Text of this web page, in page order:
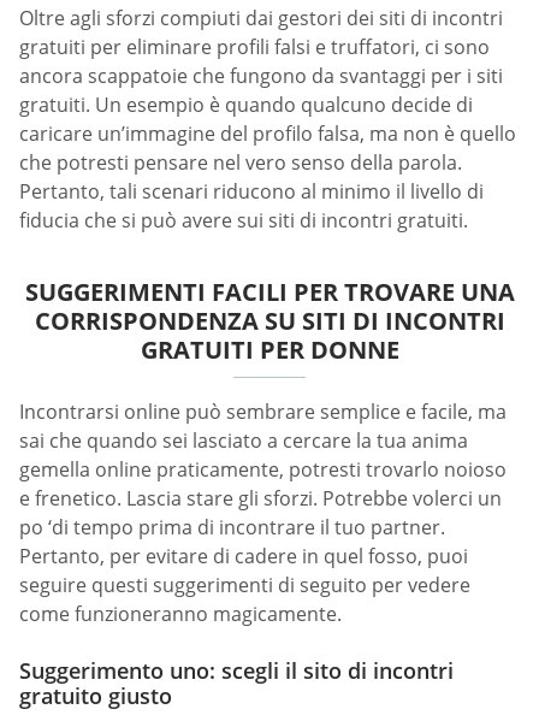
Oltre agli sforzi compiuti dai gestori dei siti di incontri
gratuiti per eliminare profili falsi e truffatori, ci sono
ancora scappatoie che fungono da svantaggi per i siti
gratuiti. Un esempio è quando qualcuno decide di
caricare un’immagine del profilo falsa, ma non è quello
che potresti pensare nel vero senso della parola.
Pertanto, tali scenari riducono al minimo il livello di
fiducia che si può avere sui siti di incontri gratuiti.
SUGGERIMENTI FACILI PER TROVARE UNA
CORRISPONDENZA SU SITI DI INCONTRI
GRATUITI PER DONNE
Incontrarsi online può sembrare semplice e facile, ma
sai che quando sei lasciato a cercare la tua anima
gemella online praticamente, potresti trovarlo noioso
e frenetico. Lascia stare gli sforzi. Potrebbe volerci un
po ‘di tempo prima di incontrare il tuo partner.
Pertanto, per evitare di cadere in quel fosso, puoi
seguire questi suggerimenti di seguito per vedere
come funzioneranno magicamente.
Suggerimento uno: scegli il sito di incontri
gratuito giusto